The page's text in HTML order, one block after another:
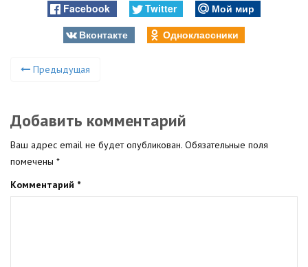
Facebook Twitter
Мой мир
Вконтакте
Одноклассники
Предыдущая
Добавить комментарий
Ваш адрес email не будет опубликован. Обязательные поля
помечены *
Комментарий *